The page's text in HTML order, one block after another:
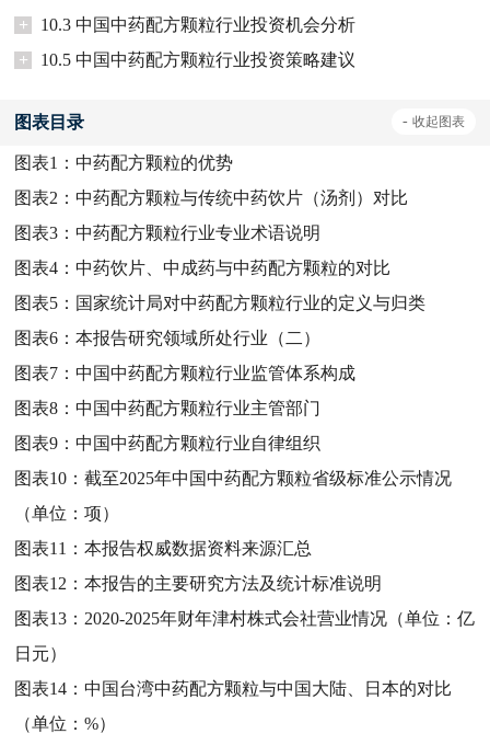
+
10.3 中国中药配方颗粒行业投资机会分析
+
10.5 中国中药配方颗粒行业投资策略建议
图表目录 - 收起图表
图表1：中药配方颗粒的优势
图表2：中药配方颗粒与传统中药饮片（汤剂）对比
图表3：中药配方颗粒行业专业术语说明
图表4：中药饮片、中成药与中药配方颗粒的对比
图表5： 国家统计局对中药配方颗粒行业的定义与归类
图表6：本报告研究领域所处行业（二）
图表7：中国中药配方颗粒行业监管体系构成
图表8：中国中药配方颗粒行业主管部门
图表9：中国中药配方颗粒行业自律组织
图表10：截至2025年中国中药配方颗粒省级标准公示情况
（单位：项）
图表11：本报告权威数据资料来源汇总
图表12：本报告的主要研究方法及统计标准说明
图表13： 2020-2025年财年津村株式会社营业情况（单位：亿
日元）
图表14：中国台湾中药配方颗粒与中国大陆、日本的对比
（单位：%）